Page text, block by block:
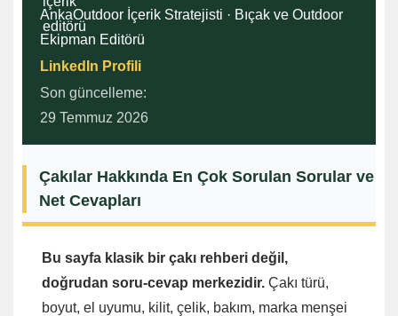
AnkaOutdoor İçerik Stratejisti · Bıçak ve Outdoor
Ekipman Editörü
LinkedIn Profili
Son güncelleme:
29 Temmuz 2026
Çakılar Hakkında En Çok Sorulan Sorular ve
Net Cevapları
Bu sayfa klasik bir çakı rehberi değil,
doğrudan soru-cevap merkezidir. Çakı türü,
boyut, el uyumu, kilit, çelik, bakım, marka menşei